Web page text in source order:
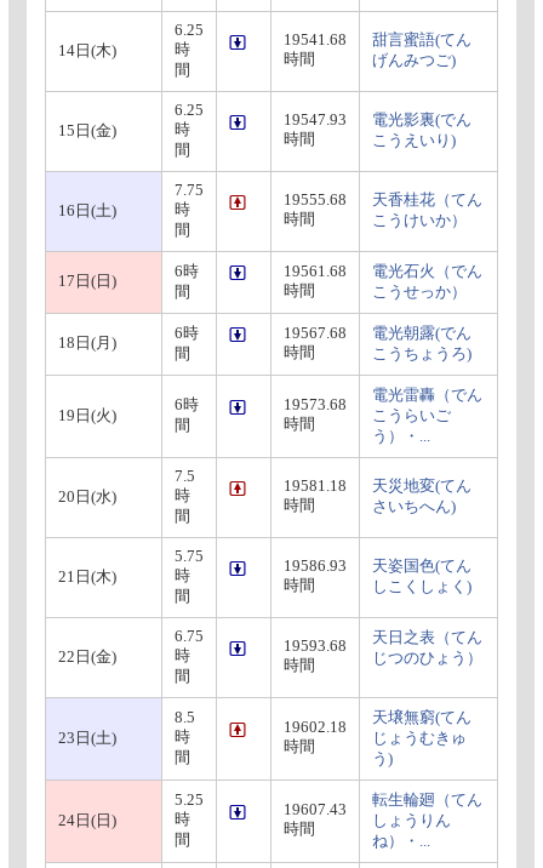
14日(木)
6.25
時
間
19541.68
時間
甜言蜜語(てん
げんみつご)
15日(金)
6.25
時
間
19547.93
時間
電光影裏(でん
こうえいり)
16日(土)
7.75
時
間
19555.68
時間
天香桂花（てん
こうけいか）
17日(日)
6時
間
19561.68
時間
電光石火（でん
こうせっか）
18日(月)
6時
間
19567.68
時間
電光朝露(でん
こうちょうろ)
19日(火)
6時
間
19573.68
時間
電光雷轟（でん
こうらいご
う）・...
20日(水)
7.5
時
間
19581.18
時間
天災地変(てん
さいちへん)
21日(木)
5.75
時
間
19586.93
時間
天姿国色(てん
しこくしょく)
22日(金)
6.75
時
間
19593.68
時間
天日之表（てん
じつのひょう）
23日(土)
8.5
時
間
19602.18
時間
天壌無窮(てん
じょうむきゅ
う)
24日(日)
5.25
時
間
19607.43
時間
転生輪廻（てん
しょうりん
ね）・...